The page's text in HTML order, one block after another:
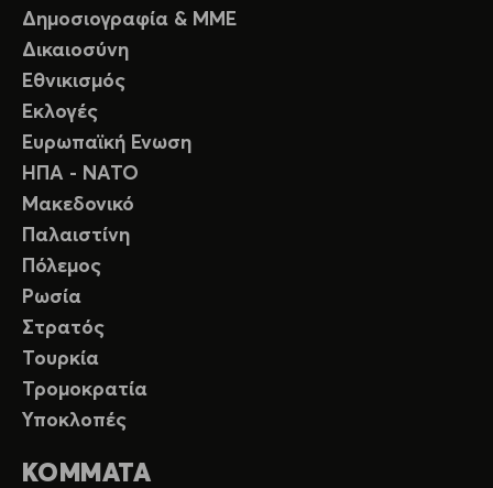
Δημοσιογραφία & ΜΜΕ
Δικαιοσύνη
Εθνικισμός
Εκλογές
Ευρωπαϊκή Ενωση
ΗΠΑ - ΝΑΤΟ
Μακεδονικό
Παλαιστίνη
Πόλεμος
Ρωσία
Στρατός
Τουρκία
Τρομοκρατία
Υποκλοπές
ΚΟΜΜΑΤΑ